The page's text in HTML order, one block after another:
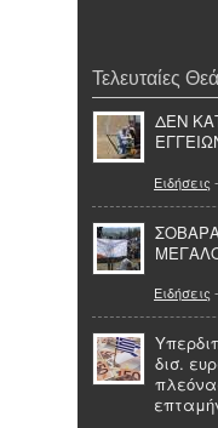
Τελευταίες
ΔΕΝ
Ειδήσεις
Ειδήσεις
δισ.